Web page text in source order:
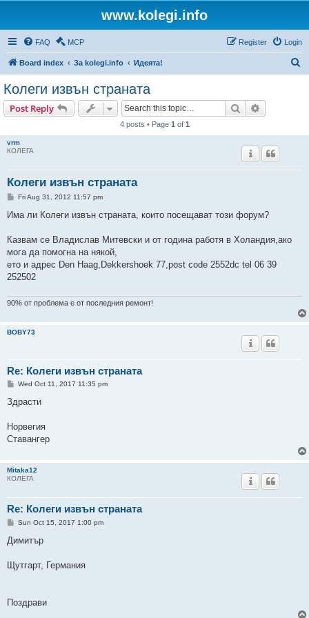
www.kolegi.info
FAQ MCP Login
Register
Board index За kolegi.info Идеята!
Колеги извън страната
Post Reply Search
4 posts • Page 1 of 1
vrm
КОЛЕГА
Колеги извън страната
P
s
Fri Aug 31, 2012 11:57 pm
Има ли Колеги извън страната, които посещават този форум?
Казвам се Владислав Митевски и от година работя в Холандия,ако
мога да помогна на някой,
ето и адрес Den Haag,Dekkershoek 77,post code 2552dc tel 06 39
252502
90% от проблема е от последния ремонт!
BOBY73
Re: Колеги извън страната
P
s
t
Wed Oct 11, 2017 11:35 pm
Здрасти
Норвегия
Ставангер
Mitaka12
КОЛЕГА
Re: Колеги извън страната
P
s
Sun Oct 15, 2017 1:00 pm
Димитър
Щутгарт, Германия
Поздрави